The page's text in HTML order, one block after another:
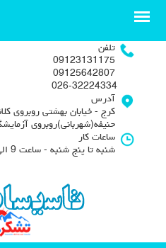
تلفن
09123131175
09125642807
آدرس
حنیفه(شهربانی)روبروی
ساعات کار
شنبه تا پنج شنبه - ساعت 9 الی 21